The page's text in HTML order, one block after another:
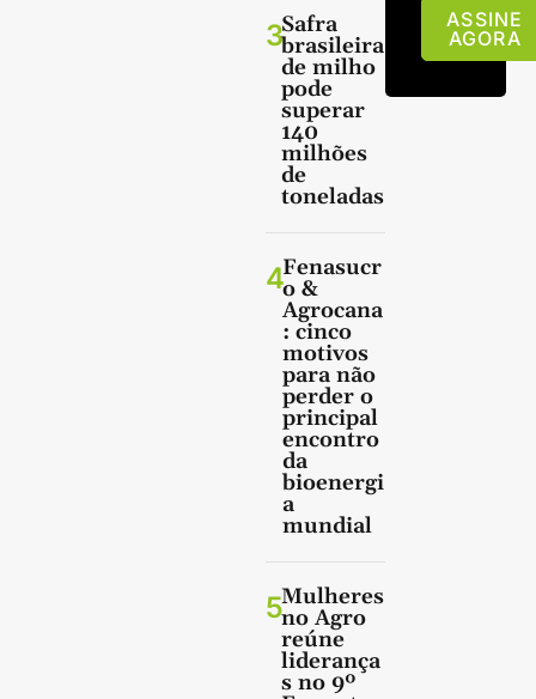
3Safra
brasileira
de milho
pode
superar
140
milhões
de
toneladas
4Fenasucr
o &
Agrocana
: cinco
motivos
para não
perder o
principal
encontro
da
bioenergi
a
mundial
5Mulheres
no Agro
reúne
liderança
s no 9º
ASSINE
AGORA